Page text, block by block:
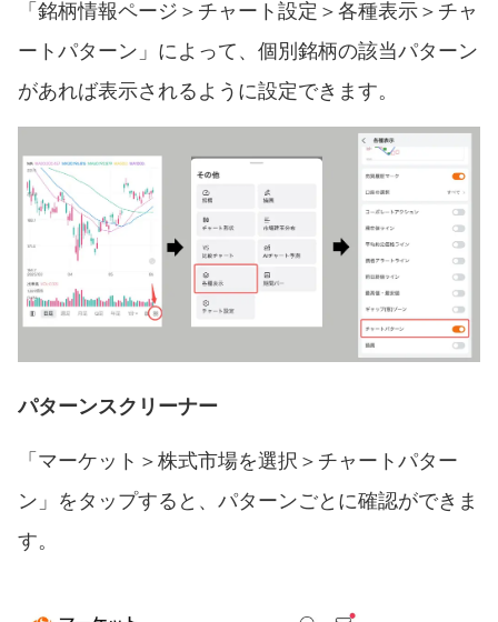
「銘柄情報ページ＞チャート設定＞各種表示＞チャ
ートパターン」によって、個別銘柄の該当パターン
があれば表示されるように設定できます。
パターンスクリーナー
「マーケット＞株式市場を選択＞チャートパター
ン」をタップすると、パターンごとに確認ができま
す。